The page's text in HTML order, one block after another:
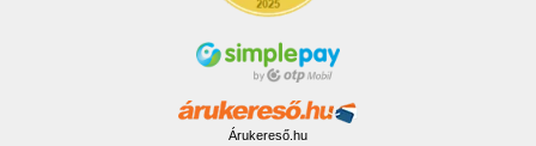
Árukereső.hu